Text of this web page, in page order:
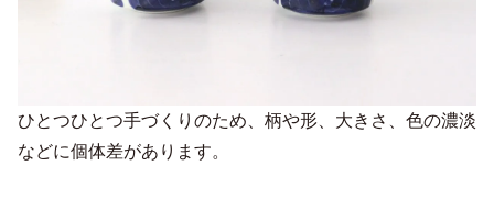
ひとつひとつ手づくりのため、柄や形、大きさ、色の濃淡
などに個体差があります。